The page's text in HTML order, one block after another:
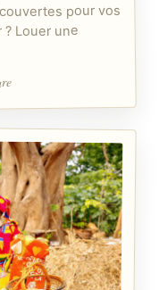
pour vos
? Louer une